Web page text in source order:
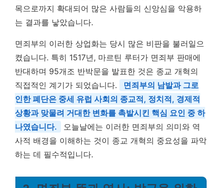
목으로까지 확대되어 많은 사람들의 신앙심을 악용하
는 결과를 낳았습니다.
면죄부의 이러한 상업화는 당시 많은 비판을 불러일으
켰습니다. 특히 1517년, 마르틴 루터가 면죄부 판매에
반대하며 95개조 반박문을 발표한 것은 종교 개혁의
직접적인 계기가 되었습니다.
면죄부의 남발과 그로
인한 폐단은 중세 유럽 사회의 종교적, 정치적, 경제적
상황과 맞물려 거대한 변화를 촉발시킨 핵심 요인 중 하
나였습니다.
오늘날에는 이러한 면죄부의 의미와 역
사적 배경을 이해하는 것이 종교 개혁의 중요성을 파악
하는 데 필수적입니다.